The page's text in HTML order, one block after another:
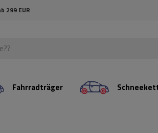
299 EUR
Fahrradträger